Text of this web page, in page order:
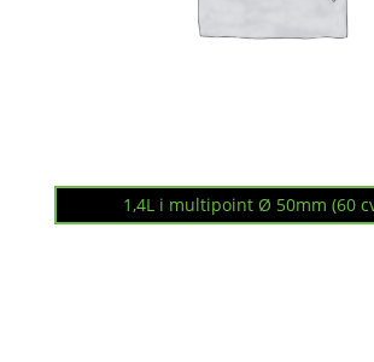
1,4L i multipoint Ø 50mm (60